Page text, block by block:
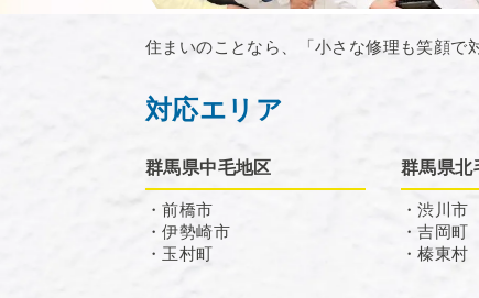
住まいのことなら、「小さな修理も笑顔で
対応エリア
群馬県中毛地区
・前橋市
・伊勢崎市
・玉村町
群馬県北
・渋川市
・吉岡町
・榛東村